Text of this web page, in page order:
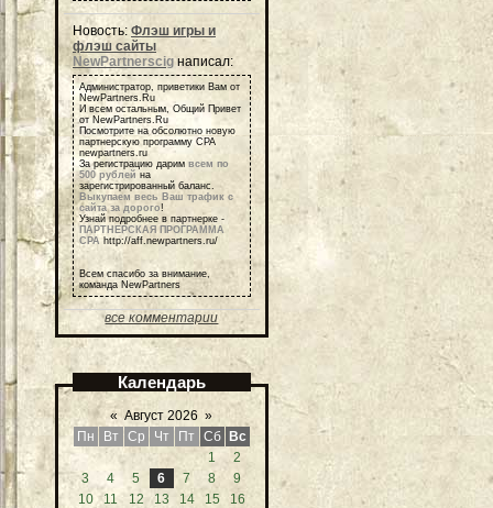
Новость: Флэш игры и
флэш сайты
NewPartnerscigнаписал:
Администратор, приветики Вам от
NewPartners.Ru
И всем остальным, Общий Привет
от NewPartners.Ru
Посмотрите на обсолютно новую
партнерскую программу СРА
newpartners.ru
За регистрацию дарим всем по
500 рублей на
зарегистрированный баланс.
Выкупаем весь Ваш трафик с
сайта за дорого!
Узнай подробнее в партнерке -
ПАРТНЕРСКАЯ ПРОГРАММА
СРА http://aff.newpartners.ru/
Всем спасибо за внимание,
команда NewPartners
все комментарии
Календарь
« Август 2026 »
Пн
Вт Ср Чт Пт Сб Вс
1
2
3
4 5 6 7 8
9
10
11 12 13 14 15
16